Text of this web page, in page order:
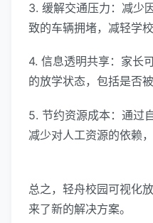
3. 缓解交通压力：减少
致的车辆拥堵，减轻学
4. 信息透明共享：家长
的放学状态，包括是否
5. 节约资源成本：通过
减少对人工资源的依赖
总之，轻舟校园可视化
来了新的解决方案。